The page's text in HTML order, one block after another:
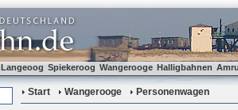
Langeoog Spiekeroog Wangerooge Halligbahnen
Start Wangerooge Personenwagen